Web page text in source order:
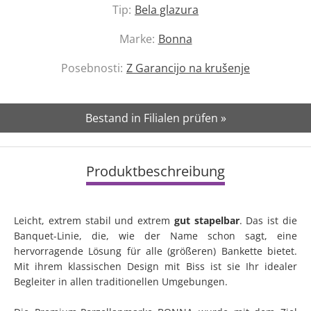
Tip: Bela glazura
Marke: Bonna
Posebnosti: Z Garancijo na krušenje
Bestand in Filialen prüfen »
Produktbeschreibung
Leicht, extrem stabil und extrem gut stapelbar. Das ist die
Banquet-Linie, die, wie der Name schon sagt, eine
hervorragende Lösung für alle (größeren) Bankette bietet.
Mit ihrem klassischen Design mit Biss ist sie Ihr idealer
Begleiter in allen traditionellen Umgebungen.